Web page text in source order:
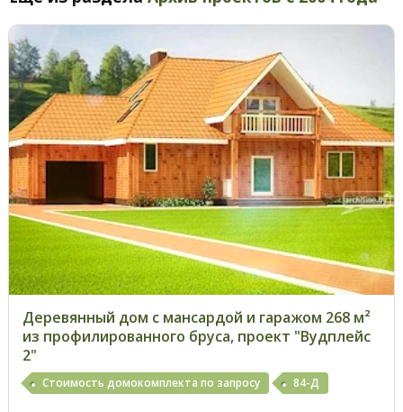
Деревянный дом с мансардой и гаражом 268 м²
из профилированного бруса, проект "Вудплейс
2"
Стоимость домокомплекта по запросу 84-Д